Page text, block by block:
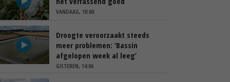
VANDAAG, 10:00
Droogte veroorzaakt steeds
meer problemen: ‘Bassin
afgelopen week al leeg’
GISTEREN, 14:06